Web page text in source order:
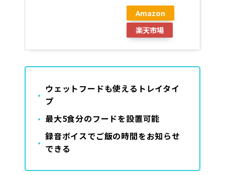
Amazon
楽天市場
ウェットフードも使えるトレイタイ
プ
最大5食分のフードを設置可能
録音ボイスでご飯の時間をお知らせ
できる